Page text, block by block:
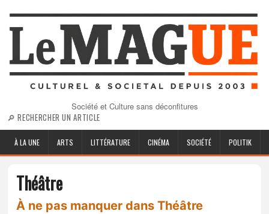
Société et Culture sans déconfitures
🔎 RECHERCHER UN ARTICLE
À LA UNE ARTS LITTÉRATURE CINÉMA SOCIÉTÉ POLITIK
Théâtre
À ne pas manquer dans Théâtre